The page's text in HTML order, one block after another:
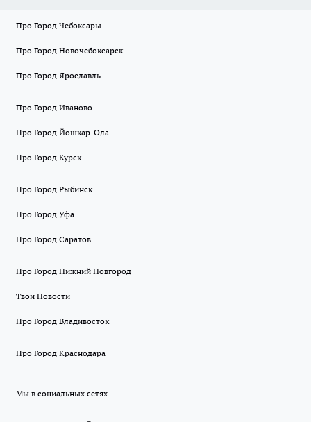
Про Город Чебоксары
Про Город Новочебоксарск
Про Город Ярославль
Про Город Иваново
Про Город Йошкар-Ола
Про Город Курск
Про Город Рыбинск
Про Город Уфа
Про Город Саратов
Про Город Нижний Новгород
Твои Новости
Про Город Владивосток
Про Город Краснодара
Мы в социальных сетях